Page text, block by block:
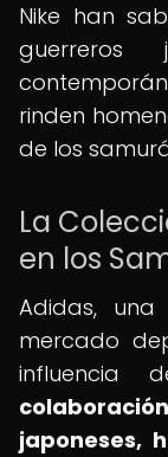
Nike han
rinden
de los
La
en los
Adidas,
mercado
influencia
japoneses,